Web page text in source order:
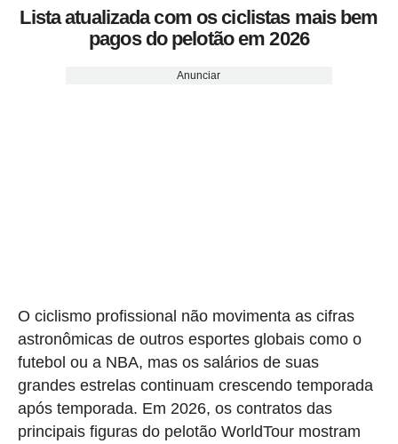
Lista atualizada com os ciclistas mais bem
pagos do pelotão em 2026
Anunciar
O ciclismo profissional não movimenta as cifras
astronômicas de outros esportes globais como o
futebol ou a NBA, mas os salários de suas
grandes estrelas continuam crescendo temporada
após temporada. Em 2026, os contratos das
principais figuras do pelotão WorldTour mostram